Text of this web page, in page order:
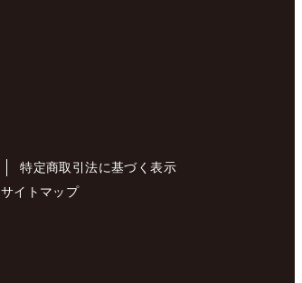
特定商取引法に基づく表示
サイトマップ